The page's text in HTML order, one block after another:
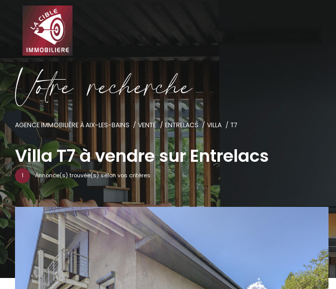
Votre recherche
AGENCE IMMOBILIÈRE À AIX-LES-BAINS VENTE ENTRELACS VILLA T7
Villa T7 à vendre sur Entrelacs
1 Annonce(s) trouvée(s) selon vos critères